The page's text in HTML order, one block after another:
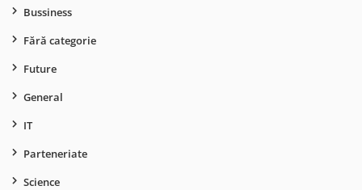
Bussiness
Fără categorie
Future
General
IT
Parteneriate
Science